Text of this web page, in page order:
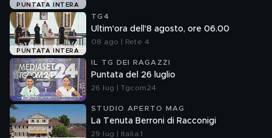
PUNTATA INTERA
PUNTATA INTERA
TG4
Ultim'ora dell'8 agosto, ore 06.00
08 ago | Rete 4
IL TG DEI RAGAZZI
Puntata del 26 luglio
26 lug | Tgcom24
STUDIO APERTO MAG
La Tenuta Berroni di Racconigi
29 lug | Italia 1